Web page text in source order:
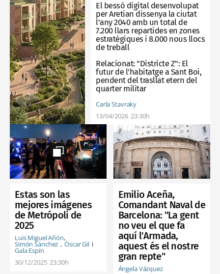
El bessó digital desenvolupat
per Aretian dissenya la ciutat
l'any 2040 amb un total de
7.200 llars repartides en zones
estratègiques i 8.000 nous llocs
de treball
Relacionat: "Districte Z": El
futur de l'habitatge a Sant Boi,
pendent del trasllat etern del
quarter militar
Carla Stavraky
13/04/2026 23:30h
Estas son las
mejores imágenes
de Metrópoli de
2025
Luis Miguel Añón
Simón Sánchez Òscar Gil
Gala Espín
30/12/2025 23:30h
Emilio Aceña,
Comandant Naval de
Barcelona: "La gent
no veu el que fa
aquí l'Armada,
aquest és el nostre
gran repte"
Ángela Vázquez